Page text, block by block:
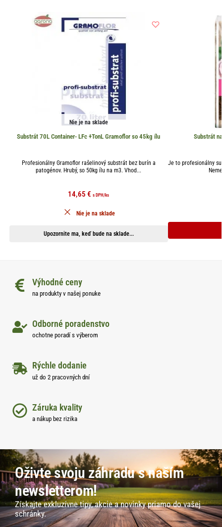
Nie je na sklade
Substrát 70L Container- LFc +TonL Gramoflor so 45kg ílu
Profesionálny Gramoflor rašelinový substrát bez burín a
patogénov. Hrubý, so 50kg ílu na m3. Vhod...
14,65€ s DPH/ks
Upozornite ma, keď bude na sklade...
Nie je na sklade
Substrát
Je to profesionálny
Výhodné ceny
na produkty v našej ponuke
Odborné poradenstvo
ochotne poradí s výberom
Rýchle dodanie
už do 2 pracovných dní
Záruka kvality
a nákup bez rizika
Oživte svoju záhradu s naším
newsletterom!
Získajte exkluzívne tipy, akcie a novinky priamo do vašej
schránky.